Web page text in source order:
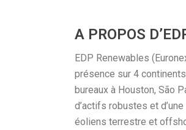
A PROPOS
EDP Renewables
présence sur 4
bureaux à Houston, São
d’actifs robustes et
éoliens terrestre et